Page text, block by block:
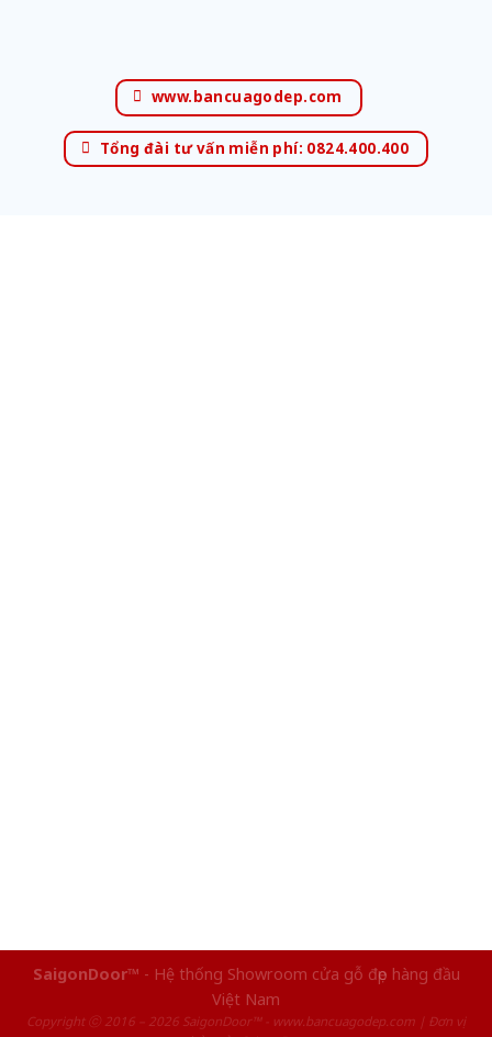
www.bancuagodep.com
Tổng đài tư vấn miễn phí: 0824.400.400
SaigonDoor™ - Hệ thống Showroom cửa gỗ đẹp hàng đầu
Việt Nam
Copyright ⓒ 2016 – 2026 SaigonDoor™ - www.bancuagodep.com | Đơn vị